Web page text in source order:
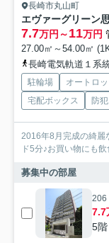
長崎市丸山町
エヴァーグリーン
7.7万円～11万円
27.00㎡～54.00㎡
長崎電気軌道１系
駐輪場 オートロッ
宅配ボックス
防
2016年8月完成の綺麗
ド5分♪お買い物にも
募集中の部屋
206
7.7
5